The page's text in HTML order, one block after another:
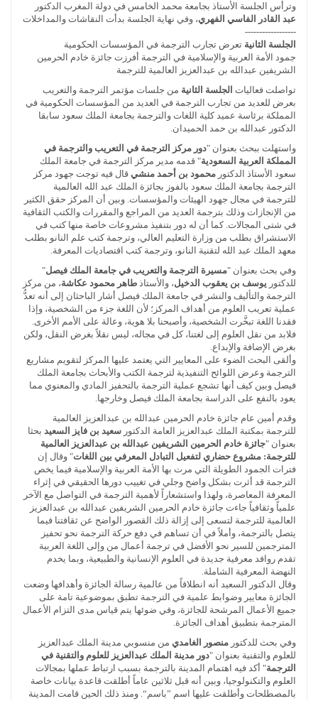
وترأس الجلسة الأستاذ بجامعة محمد الخامس في دولة المغرب الدكتور
عبد القادر الفاسي الفهري، وفي نهاية الجلسة بدأت النقاشات والمداخلات
------------------
الجلسة الثانية تعرض تجارب الترجمة في المؤسسات الحكومية
جمود الأمة العربية والإسلامية في الترجمة أفرزت جائزة خادم الحرمين
الشريفين عبدالله بن عبدالعزيز العالمية للترجمة
تواصلت فعاليات الجلسة الثانية من جلسات مؤتمر الترجمة والتعريب
بعرض للعديد من تجارب الترجمة في العديد من المؤسسات الحكومية في
المملكة برئاسة عميد كلية اللغات والترجمة بجامعة الملك سعود سابقا
الدكتور عبدالله بن حمد الحميدان.
واستهلت ببحث بعنوان "دور مركز الترجمة في التعريب والترجمة في
المملكة العربية السعودية" قدمه مدير مركز الترجمة في جامعة الملك
سعود الأستاذ الدكتور محمود بن أحمد منشي قال فيه توجت جهود مركز
الترجمة بجامعة الملك سعود بالفوز بجائزة الملك عبد الله العالمية
للترجمة في مجال جهود الهيئات والمؤسسات. وبين أن المركز حقق الكثير
من الإنجازات وذلك بترجمة العديد من المراجع والمقررات والكتب الثقافية
في شتى المجالات. كما أن له دور بتنفيذ مشروعات خاصة منها كتب في
الاستشراق بطلب من وزارة التعليم العالي، وترجمة كتب علم النانو بطلب
معهد الملك عبد الله لتقنية النانو، وترجمة كتب اقتصاديات المعرفة.
وفي بحث بعنوان "مسيرة الترجمة والتعريب في جامعة الملك فيصل"
للدكتور يوسف بن يعقوب الدخيل، والأستاذ طاهر محمود عكاشة، من مركز
الترجمة والتأليف والنشر في جامعة الملك فيصل أشار الباحثان إلى أنه تعدُّ
عملية تعريب العلوم من أهداف المركز؛ لأن اللغة جزء من الشخصية، وإذا
فقدنا اللغة تبخَّرت الشخصية، وأصبحنا بلا هوية، وعالة على الأمم الأخرى.
فلابد من نقل العلوم إلى لغتنا، كل في مجاله، ليس نقلاً بغرض النقل، ولكن
بغرض الإضافة والإبداع.
وألقى البحث الضوء على المعايير التي يعتمد عليها المركز لتقويم مشاريع
الترجمة وعرض اللوائح التنفيذية لترجمة الكتب والأبحاث بجامعة الملك
فيصل وبين كيف أنها تشجع عملية الترجمة بالتحفيز المادي والمعنوي مما
يعود بالنفع على الدراسة بجامعة الملك فيصل وخارجها.
وقدم أمين عام جائزة خادم الحرمين عبدالله بن عبدالعزيز العالمية
للترجمة بمكتبة الملك عبدالعزيز العامة الدكتور سعيد بن فايز السعيد بحثا
بعنوان "جائزة خادم الحرمين الشريفين عبدالله بن عبدالعزيز العالمية
للترجمة: مشروع حضاري لتفعيل التبادل المعرفي بين اللغات" وقال إن
فترات الجمود الطويلة التي مرت بها الأمة العربية والإسلامية فيما يخص
الترجمة قد أثرت بشكل واضح وجلي في تغييب دورها الحقيقي في إثراء
المعرفة المعاصرة، ولهذا واستشعاراً لأهمية الترجمة في التواصل مع الآخر
علمياً وثقافياً جاءت جائزة خادم الحرمين الشريفين عبدالله بن عبدالعزيز
العالمية للترجمة لتسعى إلى إزالة ذلك القصور الواضح عن ثقافتنا فيما
يتصل بالترجمة، وأملاً في أن تساهم في دفع حركة الترجمة نحو تحفيز
المترجمين للسير نحو الأفضل في ترجمة أعمال من وإلى اللغة العربية
تقدم روافد معرفية جديدة في العلوم الإنسانية والطبيعية، وبما يخدم
النهضة المعرفية الشاملة.
وقال الدكتور السعيد أنه انطلاقاً من عالمية رسالة الجائزة وأهدافها وضعت
الجائزة معايير وضوابط علمية في الترجمة تطبق بموضوعية تامة على
جميع الأعمال المرشحة للجائزة، وفي ضوئها يتم قياس مدى التزام الأعمال
المترجمة بتطبيق أهداف الجائزة.
وفي بحث للدكتور منصور الغامدي من منسوبي مدينة الملك عبدالعزيز
للعلوم والتقنية بعنوان "دور مدينة الملك عبدالعزيز للعلوم والتقنية في
الترجمة" أكد فيه اهتمام المدينة بالترجمة بسبب ارتباط عملها بمجالات
العلوم والتكنولوجيا، وبين أنه قبل ثلاثين عاماً أطلقت قاعدة بيانات خاصة
بالمصطلحات وأطلقت عليها اسم ”باسم“. ومنذ ذلك الحين قامت المدينة